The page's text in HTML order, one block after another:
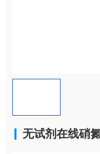
无试剂在线硝